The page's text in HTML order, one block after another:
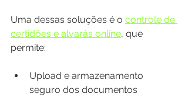
Uma dessas soluções é o controle de
certidões e alvarás online, que
permite:
Upload e armazenamento
seguro dos documentos